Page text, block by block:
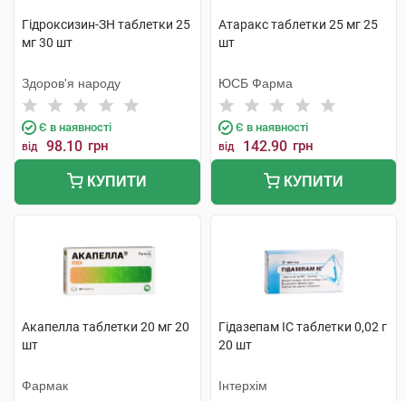
Гідроксизин-ЗН таблетки 25
мг 30 шт
Здоров'я народу
Є в наявності
від 98.10 грн
КУПИТИ
Атаракс таблетки 25 мг 25
шт
ЮСБ Фарма
Є в наявності
від 142.90 грн
КУПИТИ
Акапелла таблетки 20 мг 20
шт
Фармак
Гідазепам IC таблетки 0,02 г
20 шт
Інтерхім